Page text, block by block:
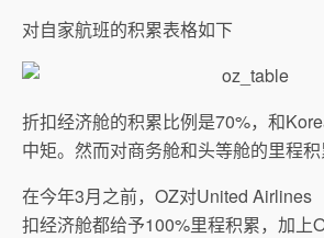
对自家航班的积累表格如下
折扣经济舱的积累比例是70%，和
中矩。然而对商务舱和头等舱的里程积
在今年3月之前，OZ对United Airlines
扣经济舱都给予100%里程积累，加上